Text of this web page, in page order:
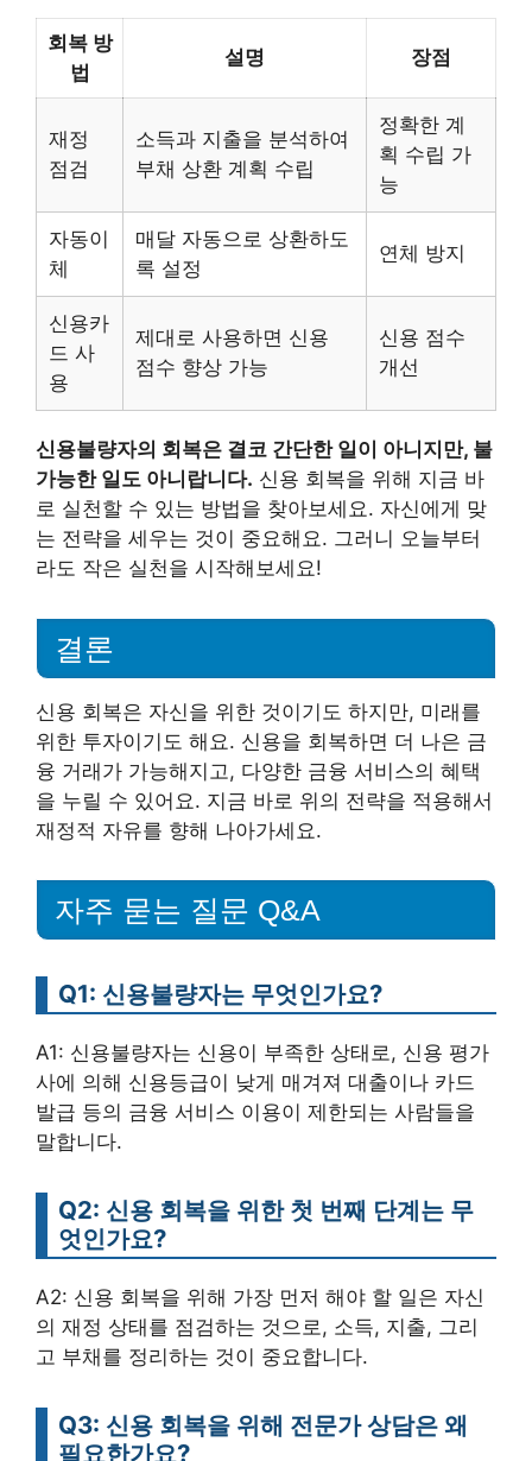
회복 방
법
설명 장점
재정
점검
소득과 지출을 분석하여
부채 상환 계획 수립
정확한 계
획 수립 가
능
자동이
체
매달 자동으로 상환하도
록 설정
연체 방지
신용카
드 사
용
제대로 사용하면 신용
점수 향상 가능
신용 점수
개선
신용불량자의 회복은 결코 간단한 일이 아니지만, 불
가능한 일도 아니랍니다. 신용 회복을 위해 지금 바
로 실천할 수 있는 방법을 찾아보세요. 자신에게 맞
는 전략을 세우는 것이 중요해요. 그러니 오늘부터
라도 작은 실천을 시작해보세요!
결론
신용 회복은 자신을 위한 것이기도 하지만, 미래를
위한 투자이기도 해요. 신용을 회복하면 더 나은 금
융 거래가 가능해지고, 다양한 금융 서비스의 혜택
을 누릴 수 있어요. 지금 바로 위의 전략을 적용해서
재정적 자유를 향해 나아가세요.
자주 묻는 질문 Q&A
Q1: 신용불량자는 무엇인가요?
A1: 신용불량자는 신용이 부족한 상태로, 신용 평가
사에 의해 신용등급이 낮게 매겨져 대출이나 카드
발급 등의 금융 서비스 이용이 제한되는 사람들을
말합니다.
Q2: 신용 회복을 위한 첫 번째 단계는 무
엇인가요?
A2: 신용 회복을 위해 가장 먼저 해야 할 일은 자신
의 재정 상태를 점검하는 것으로, 소득, 지출, 그리
고 부채를 정리하는 것이 중요합니다.
Q3: 신용 회복을 위해 전문가 상담은 왜
필요한가요?